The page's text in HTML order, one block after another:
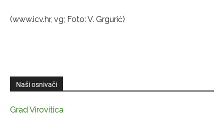
(www.icv.hr, vg; Foto: V. Grgurić)
Naši osnivači
Grad Virovitica